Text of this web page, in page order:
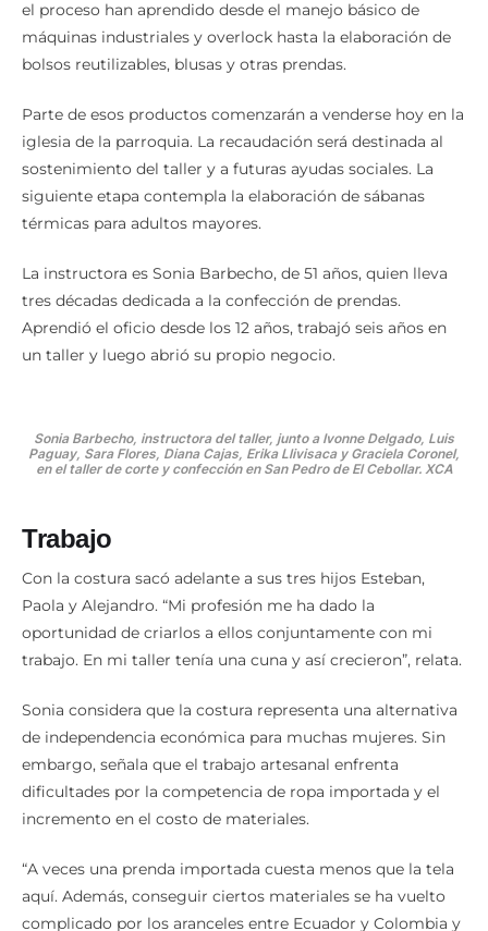
el proceso han aprendido desde el manejo básico de
máquinas industriales y overlock hasta la elaboración de
Parte de esos productos comenzarán a venderse hoy en la
iglesia de la parroquia. La recaudación será destinada al
sostenimiento del taller y a futuras ayudas sociales. La
siguiente etapa contempla la elaboración de sábanas
La instructora es Sonia Barbecho, de 51 años, quien lleva
tres décadas dedicada a la confección de prendas.
Aprendió el oficio desde los 12 años, trabajó seis años en
Sonia Barbecho, instructora del taller, junto a Ivonne Delgado, Luis
Paguay, Sara Flores, Diana Cajas, Erika Llivisaca y Graciela Coronel,
Trabajo
Con la costura sacó adelante a sus tres hijos Esteban,
Paola y Alejandro. “Mi profesión me ha dado la
oportunidad de criarlos a ellos conjuntamente con mi
Sonia considera que la costura representa una alternativa
de independencia económica para muchas mujeres. Sin
embargo, señala que el trabajo artesanal enfrenta
dificultades por la competencia de ropa importada y el
“A veces una prenda importada cuesta menos que la tela
aquí. Además, conseguir ciertos materiales se ha vuelto